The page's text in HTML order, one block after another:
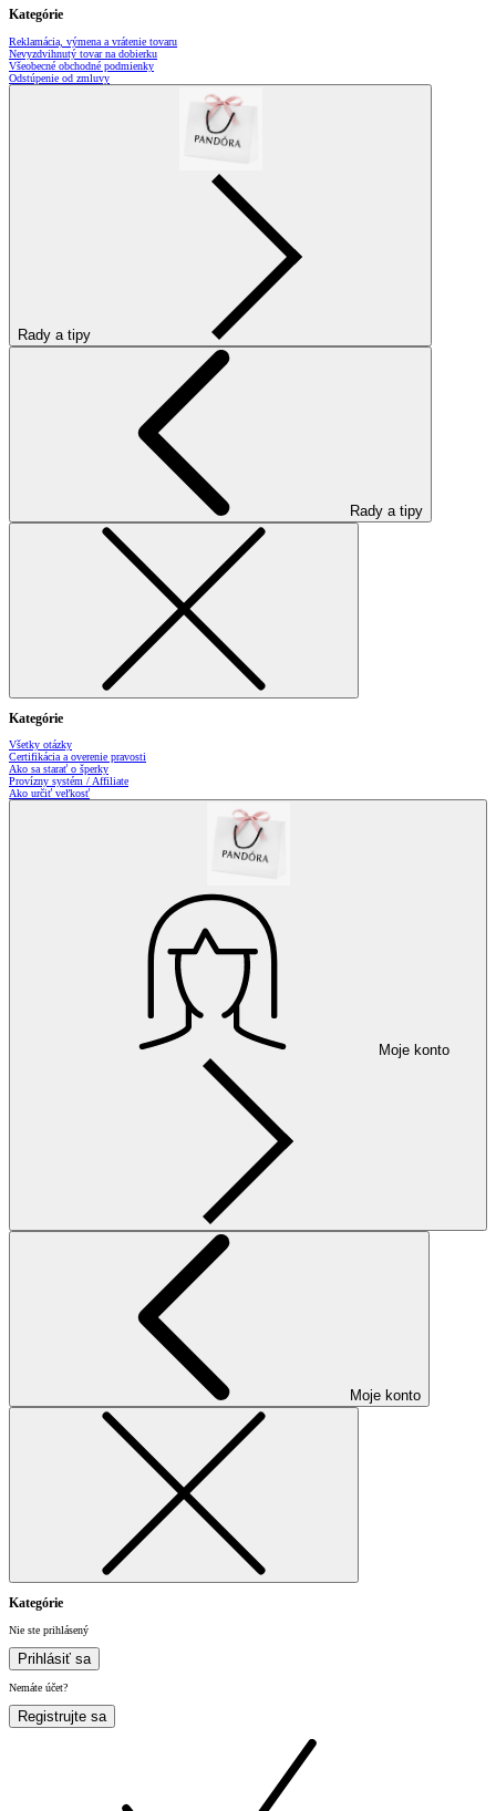
Kategórie
Reklamácia, výmena a vrátenie tovaru
Nevyzdvihnutý tovar na dobierku
Všeobecné obchodné podmienky
Odstúpenie od zmluvy
Rady a tipy
Rady a tipy
Kategórie
Všetky otázky
Certifikácia a overenie pravosti
Ako sa starať o šperky
Provízny systém / Affiliate
Ako určiť veľkosť
Moje konto
Moje konto
Kategórie
Nie ste prihlásený
Prihlásiť sa
Nemáte účet?
Registrujte sa